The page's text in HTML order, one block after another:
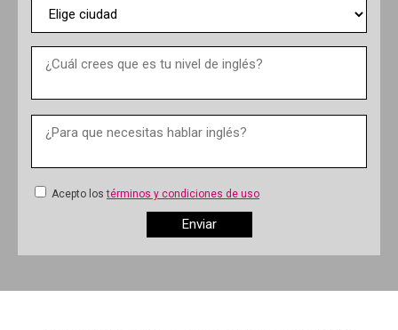
Acepto lostérminos y condiciones de uso